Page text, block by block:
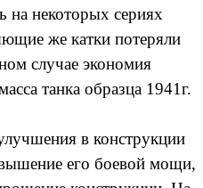
на некоторых сериях
же катки потеряли
случае экономия
танка образца 1941г.
в конструкции
его боевой мощи,